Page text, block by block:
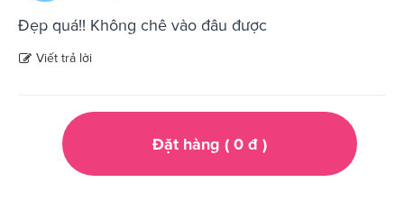
Đẹp quá!! Không chê vào đâu được
Viết trả lời
Đặt hàng ( 0đ )